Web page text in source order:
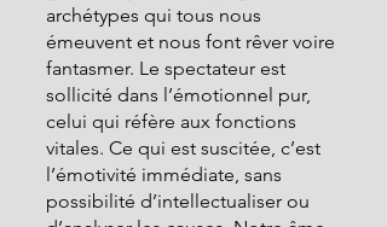
archétypes qui tous nous
émeuvent et nous font rêver voire
fantasmer. Le spectateur est
sollicité dans l’émotionnel pur,
celui qui réfère aux fonctions
vitales. Ce qui est suscitée, c’est
l’émotivité immédiate, sans
possibilité d’intellectualiser ou